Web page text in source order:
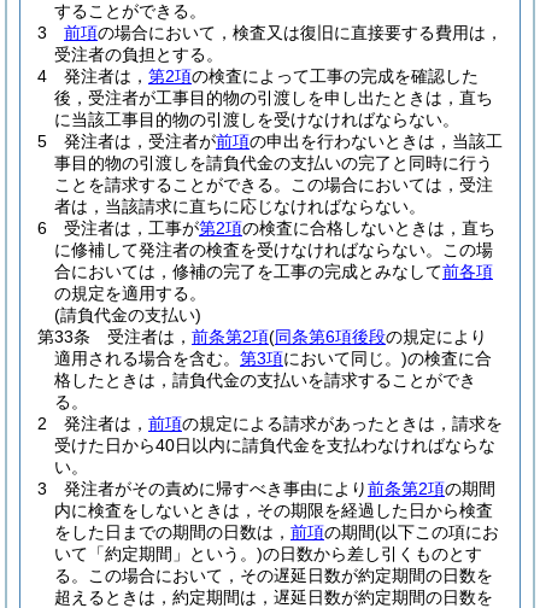
することができる。
3
前項の場合において，検査又は復旧に直接要する費用は，
受注者の負担とする。
4
発注者は， 第2項の検査によって工事の完成を確認した
後，受注者が工事目的物の引渡しを申し出たときは，直ち
に当該工事目的物の引渡しを受けなければならない。
5
発注者は，受注者が前項の申出を行わないときは，当該工
事目的物の引渡しを請負代金の支払いの完了と同時に行う
ことを請求することができる。
この場合においては，受注
者は，当該請求に直ちに応じなければならない。
6
受注者は，工事が第2項の検査に合格しないときは，直ち
に修補して発注者の検査を受けなければならない。
この場
合においては，修補の完了を工事の完成とみなして前各項
の規定を適用する。
(請負代金の支払い)
第33条
受注者は， 前条第2項(同条第6項後段の規定により
適用される場合を含む。 第3項において同じ。)の検査に合
格したときは，請負代金の支払いを請求することができ
る。
2
発注者は， 前項の規定による請求があったときは，請求を
受けた日から40日以内に請負代金を支払わなければならな
い。
3
発注者がその責めに帰すべき事由により前条第2項の期間
内に検査をしないときは，その期限を経過した日から検査
をした日までの期間の日数は， 前項の期間(以下この項にお
いて「約定期間」という。)の日数から差し引くものとす
る。
この場合において，その遅延日数が約定期間の日数を
超えるときは，約定期間は，遅延日数が約定期間の日数を